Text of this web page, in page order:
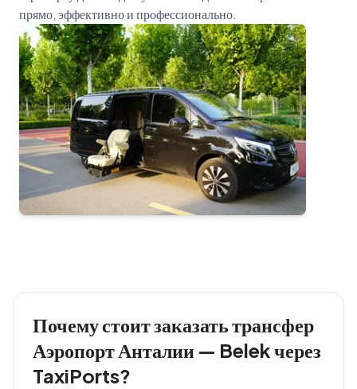
Почему стоит заказать трансфер
Аэропорт Анталии — Belek через
TaxiPorts?